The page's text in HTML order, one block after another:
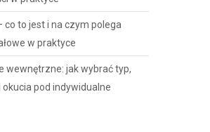
co to jest i na czym polega
w praktyce
wewnętrzne: jak wybrać typ,
okucia pod indywidualne